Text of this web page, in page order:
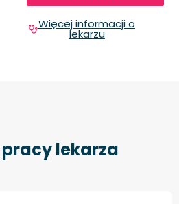
Więcej informacji o
lekarzu
lekarza